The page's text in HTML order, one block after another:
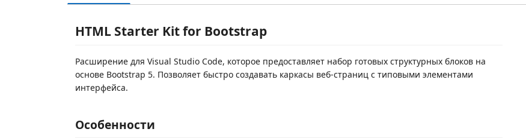
HTML Starter Kit for Bootstrap
Расширение для Visual Studio Code, которое предоставляет набор готовых структурных блоков на
основе Bootstrap 5. Позволяет быстро создавать каркасы веб-страниц с типовыми элементами
интерфейса.
Особенности